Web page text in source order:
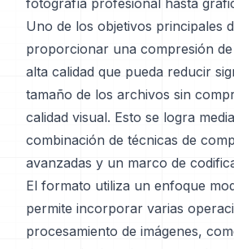
fotografía profesional hasta
Uno de los objetivos principales
proporcionar una compresión de
alta calidad que pueda reducir
tamaño de los archivos sin
calidad visual. Esto se logra
combinación de técnicas de
avanzadas y un marco de
El formato utiliza un enfoque
permite incorporar varias
procesamiento de imágenes,